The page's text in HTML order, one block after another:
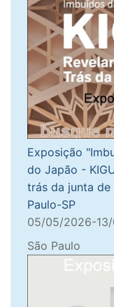
Exposição
do Japão -
trás da junta de
Paulo-SP
05/05/2026-
São Paulo